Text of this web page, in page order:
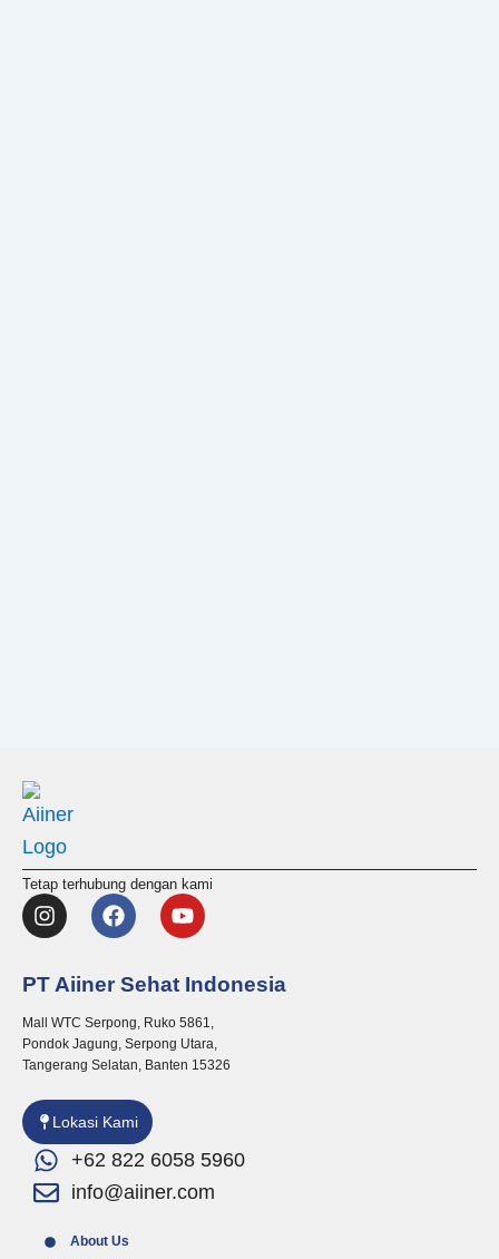
Tetap terhubung dengan kami
I
n
a
g
r
a
F
a
b
o
o
k
Y
o
u
b
e
PT Aiiner Sehat Indonesia
Mall WTC Serpong, Ruko 5861,
Pondok Jagung, Serpong Utara,
Tangerang Selatan, Banten 15326
Lokasi Kami
+62 822 6058 5960
info@aiiner.com
About Us